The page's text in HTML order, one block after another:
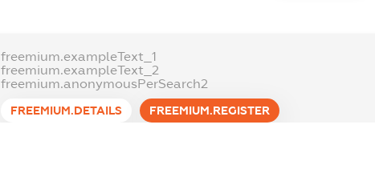
freemium.exampleText_1
freemium.exampleText_2
freemium.anonymousPerSearch2
FREEMIUM.DETAILS FREEMIUM.REGISTER